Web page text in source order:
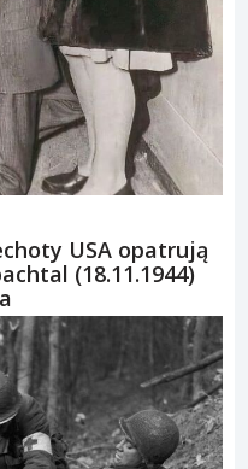
USA opatrują
(18.11.1944)